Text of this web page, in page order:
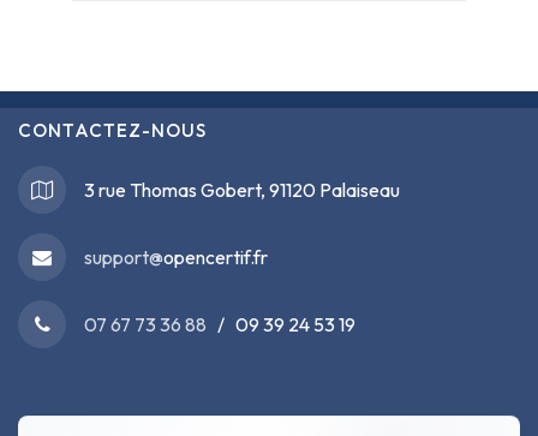
CONTACTEZ-NOUS
3 rue Thomas Gobert, 91120 Palaiseau
support@opencertif.fr
07 67 73 36 88 / 09 39 24 53 19